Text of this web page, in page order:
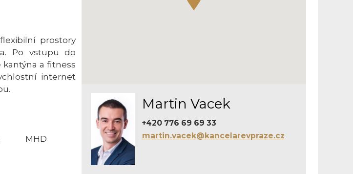
Martin Vacek
+420 776 69 69 33
martin.vacek@kancelarevpraze.cz
prostory
Po vstupu do
a fitness
internet
MHD